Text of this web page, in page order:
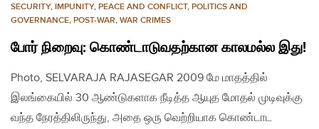
SECURITY, IMPUNITY, PEACE AND CONFLICT, POLITICS AND
GOVERNANCE, POST-WAR, WAR CRIMES
போர் நிறைவு: கொண்டாடுவதற்கான காலமல்ல இது!
Photo, SELVARAJA RAJASEGAR 2009 மே மாதத்தில்
இலங்கையில் 30 ஆண்டுகளாக நீடித்த ஆயுத மோதல் முடிவுக்கு
வந்த நேரத்திலிருந்து, அதை ஒரு வெற்றியாக கொண்டாட